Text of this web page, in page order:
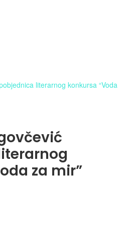
literarnog konkursa “Voda
za mir”